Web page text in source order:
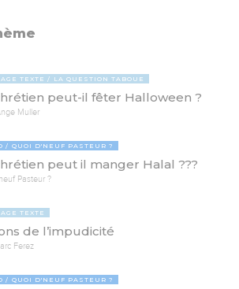
TEXTE LA QUESTION TABOUE
peut-il fêter Halloween ?
Muller
QUOI D'NEUF PASTEUR ?
peut il manger Halal ???
Pasteur ?
TEXTE
de l’impudicité
Ferez
QUOI D'NEUF PASTEUR ?